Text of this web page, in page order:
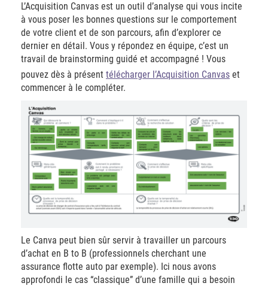
L’Acquisition Canvas est un outil d’analyse qui vous incite
à vous poser les bonnes questions sur le comportement
de votre client et de son parcours, afin d’explorer ce
dernier en détail. Vous y répondez en équipe, c’est un
travail de brainstorming guidé et accompagné ! Vous
pouvez dès à présent télécharger l’Acquisition Canvas et
commencer à le compléter.
Le Canva peut bien sûr servir à travailler un parcours
d’achat en B to B (professionnels cherchant une
assurance flotte auto par exemple). Ici nous avons
approfondi le cas “classique” d’une famille qui a besoin